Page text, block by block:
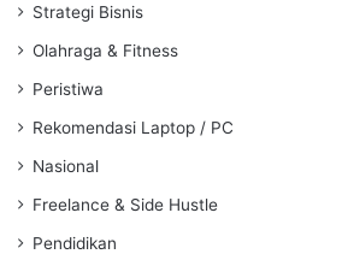
Strategi Bisnis
Olahraga & Fitness
Peristiwa
Rekomendasi Laptop / PC
Nasional
Freelance & Side Hustle
Pendidikan